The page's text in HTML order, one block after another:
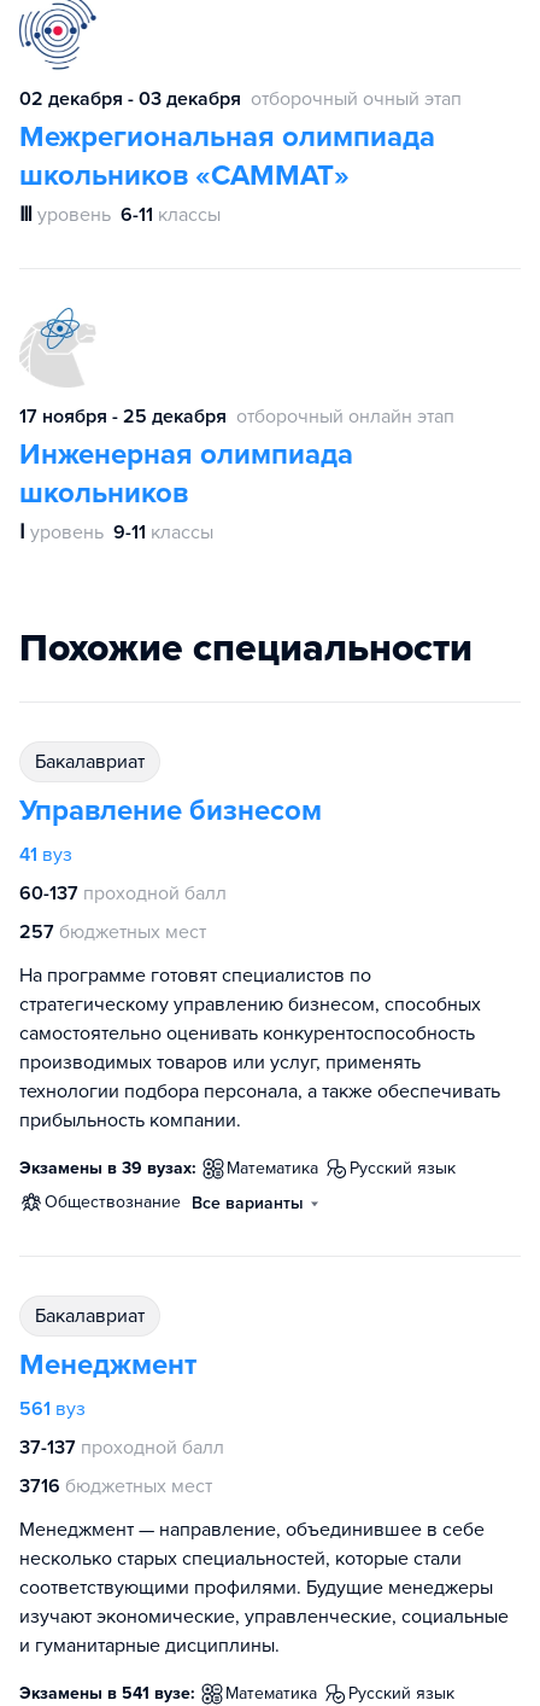
02 декабря - 03 декабря отборочный очный этап
Межрегиональная олимпиада
школьников «САММАТ»
Ⅲ уровень 6-11 классы
17 ноября - 25 декабря отборочный онлайн этап
Инженерная олимпиада
школьников
Ⅰ уровень 9-11 классы
Похожие специальности
бакалавриат
Управление бизнесом
41 вуз
60-137 проходной балл
257 бюджетных мест
На программе готовят специалистов по
стратегическому управлению бизнесом, способных
самостоятельно оценивать конкурентоспособность
производимых товаров или услуг, применять
технологии подбора персонала, а также обеспечивать
прибыльность компании.
Экзамены в 39 вузах: математика
русский язык
обществознание Все варианты
бакалавриат
Менеджмент
561 вуз
37-137 проходной балл
3716 бюджетных мест
Менеджмент — направление, объединившее в себе
несколько старых специальностей, которые стали
соответствующими профилями. Будущие менеджеры
изучают экономические, управленческие, социальные
и гуманитарные дисциплины.
Экзамены в 541 вузе: математика
русский язык